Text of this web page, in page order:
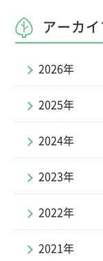
アーカイ
2026年
2025年
2024年
2023年
2022年
2021年